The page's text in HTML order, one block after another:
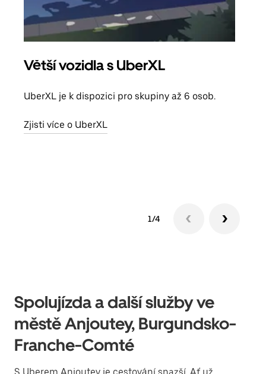
Větší vozidla s UberXL
UberXL je k dispozici pro skupiny až 6 osob.
Zjisti více o UberXL
1/4
Spolujízda a další služby ve
městě Anjoutey, Burgundsko-
Franche-Comté